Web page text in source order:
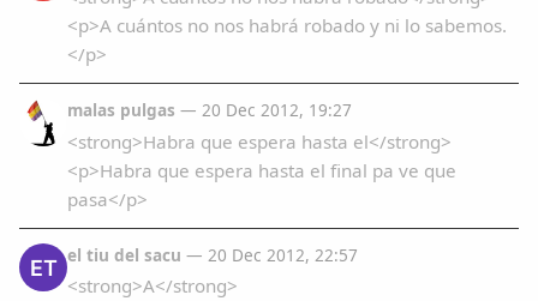
<p>A cuántos no nos habrá robado y ni lo sabemos.
</p>
malas pulgas — 20 Dec 2012, 19:27
<strong>Habra que espera hasta el</strong>
<p>Habra que espera hasta el final pa ve que
pasa</p>
ET el tiu del sacu — 20 Dec 2012, 22:57
<strong>A</strong>